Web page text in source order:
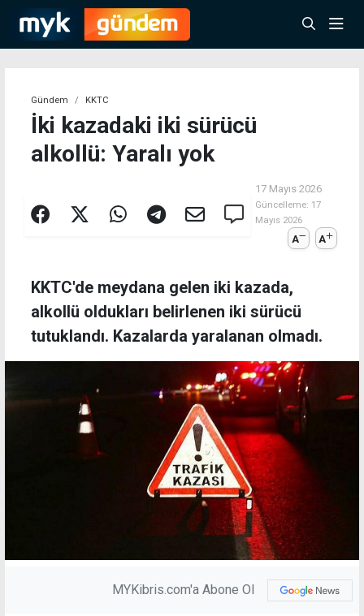
Gündem KKTC
İki kazadaki iki sürücü
alkollü: Yaralı yok
17 Mayıs 2026
Güncelleme: 17
Mayıs 2026
A A
KKTC'de meydana gelen iki kazada,
alkollü oldukları belirlenen iki sürücü
tutuklandı. Kazalarda yaralanan olmadı.
MYKibris.com'a Abone Ol